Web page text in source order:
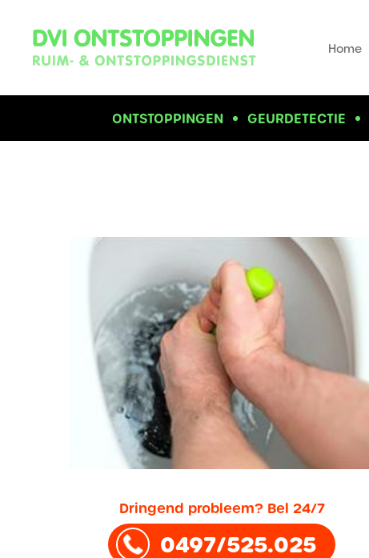
Home
ONTSTOPPINGEN GEURDETECTIE
Dringend probleem? Bel 24/7
0497/525.025